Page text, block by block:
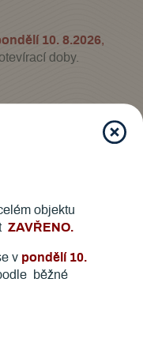
objektu
ZAVŘENO.
v pondělí 10.
běžné
10. 8.2026,
doby.